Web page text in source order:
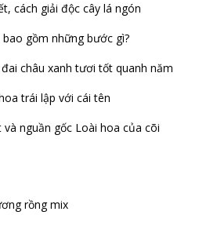
cách giải độc cây lá ngón
gồm những bước gì?
châu xanh tươi tốt quanh năm
trái lập với cái tên
nguần gốc Loài hoa của cõi
rồng mix